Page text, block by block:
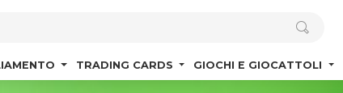
TRADING CARDS GIOCHI E GIOCATTOLI